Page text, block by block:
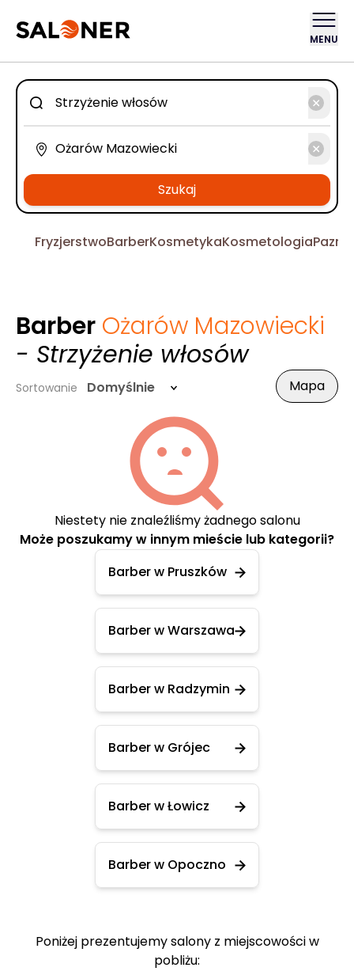
MENU
Szukaj
FryzjerstwoBarberKosmetykaKosmetologia
Barber Ożarów Mazowiecki
- Strzyżenie włosów
Sortowanie Domyślnie Mapa
Niestety nie znaleźliśmy żadnego salonu
Może poszukamy w innym mieście lub kategorii?
Barber w Pruszków
Barber w Warszawa
Barber w Radzymin
Barber w Grójec
Barber w Łowicz
Barber w Opoczno
Poniżej prezentujemy salony z miejscowości w
pobliżu: